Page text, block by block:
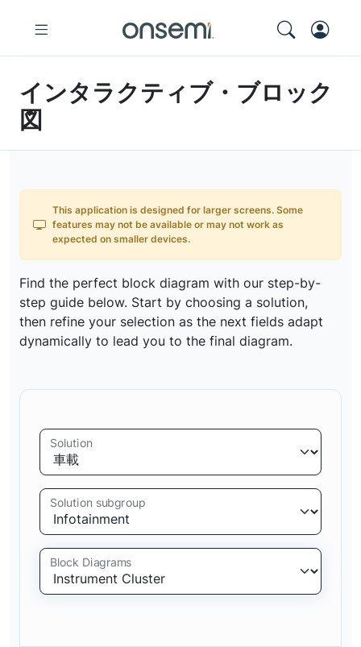
インタラクティブ・ブロック
図
This application is designed for larger screens. Some
features may not be available or may not work as
expected on smaller devices.
Find the perfect block diagram with our step-by-
step guide below. Start by choosing a solution,
then refine your selection as the next fields adapt
dynamically to lead you to the final diagram.
Solution
Solution subgroup
Block Diagrams